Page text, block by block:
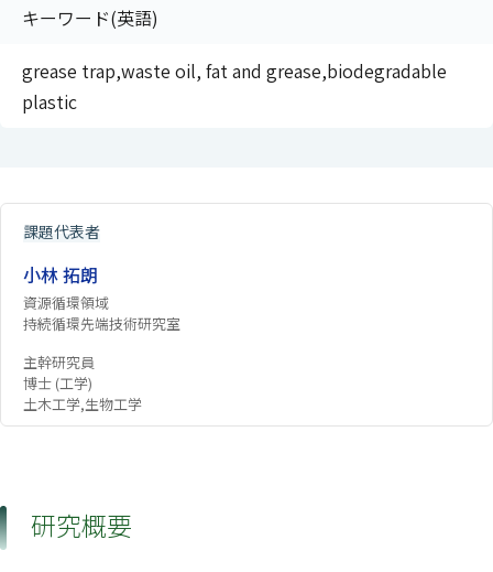
キーワード(英語)
grease trap,waste oil, fat and grease,biodegradable
plastic
課題代表者
小林 拓朗
資源循環領域
持続循環先端技術研究室
主幹研究員
博士 (工学)
土木工学,生物工学
研究概要